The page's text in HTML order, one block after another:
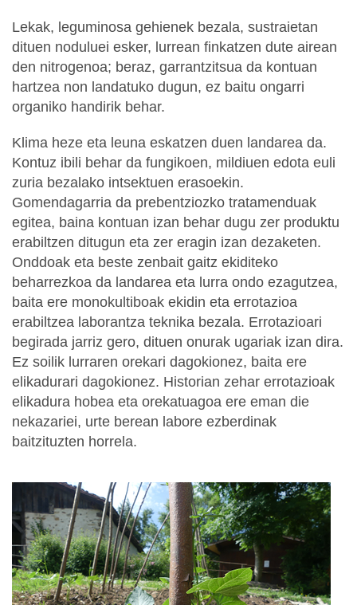
Lekak, leguminosa gehienek bezala, sustraietan
dituen noduluei esker, lurrean finkatzen dute airean
den nitrogenoa; beraz, garrantzitsua da kontuan
hartzea non landatuko dugun, ez baitu ongarri
organiko handirik behar.
Klima heze eta leuna eskatzen duen landarea da.
Kontuz ibili behar da fungikoen, mildiuen edota euli
zuria bezalako intsektuen erasoekin.
Gomendagarria da prebentziozko tratamenduak
egitea, baina kontuan izan behar dugu zer produktu
erabiltzen ditugun eta zer eragin izan dezaketen.
Onddoak eta beste zenbait gaitz ekiditeko
beharrezkoa da landarea eta lurra ondo ezagutzea,
baita ere monokultiboak ekidin eta errotazioa
erabiltzea laborantza teknika bezala. Errotazioari
begirada jarriz gero, dituen onurak ugariak izan dira.
Ez soilik lurraren orekari dagokionez, baita ere
elikadurari dagokionez. Historian zehar errotazioak
elikadura hobea eta orekatuagoa ere eman die
nekazariei, urte berean labore ezberdinak
baitzituzten horrela.